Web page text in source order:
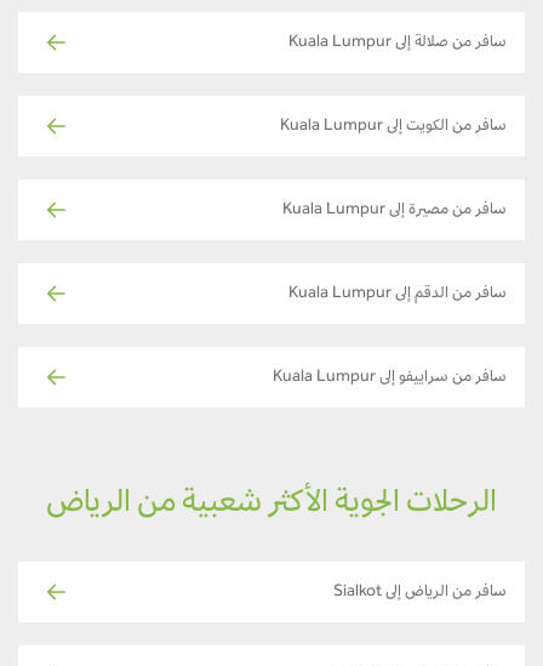
سافر من صلالة إلى Kuala Lumpur
سافر من الكويت إلى Kuala Lumpur
سافر من مصيرة إلى Kuala Lumpur
سافر من الدقم إلى Kuala Lumpur
سافر من سراييفو إلى Kuala Lumpur
الرحلات الجوية الأكثر شعبية من الرياض
سافر من الرياض إلى Sialkot